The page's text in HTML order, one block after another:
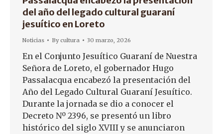
del año del legado cultural guaraní
jesuítico en Loreto
Noticias Bycultura 30 marzo, 2026
En el Conjunto Jesuítico Guaraní de Nuestra
Señora de Loreto, el gobernador Hugo
Passalacqua encabezó la presentación del
Año del Legado Cultural Guaraní Jesuítico.
Durante la jornada se dio a conocer el
Decreto Nº 2396, se presentó un libro
histórico del siglo XVIII y se anunciaron